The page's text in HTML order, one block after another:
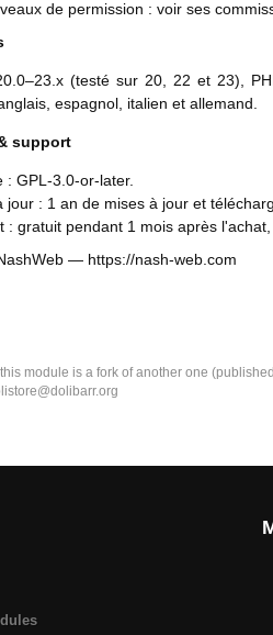
de permission : voir ses
(testé sur 20, 22 et 23),
espagnol, italien et allemand.
support
: GPL-3.0-or-later.
jour : 1 an de mises à jour et
: gratuit pendant 1 mois après
— https://nash-web.com
module is a fork of another one